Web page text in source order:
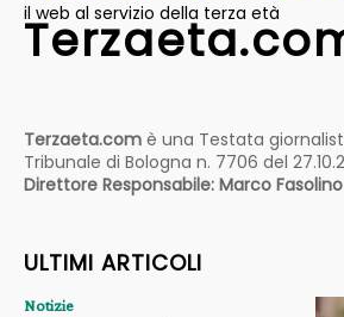
il web al servizio della terza età
Terzaeta.com è una Testata
Tribunale di Bologna n. 7706 del
Direttore Responsabile: Marco Fasolino
ULTIMI ARTICOLI
Notizie